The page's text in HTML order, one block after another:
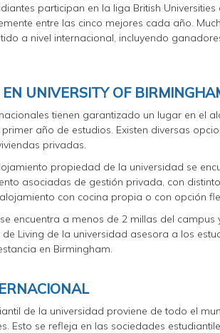
participan en la liga British
entre las cinco mejores cada año.
a nivel internacional, incluyendo
UNIVERSITY OF
tienen garantizado un lugar en el
año de estudios. Existen diversas
privadas.
propiedad de la universidad se
asociadas de gestión privada, con
con cocina propia o con opción
encuentra a menos de 2 millas del campus
Living de la universidad asesora a los
en Birmingham.
de la universidad proviene de todo el
Esto se refleja en las sociedades